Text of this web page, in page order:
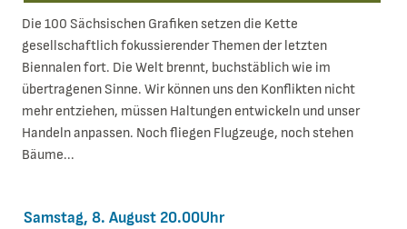
Die 100 Sächsischen Grafiken setzen die Kette
gesellschaftlich fokussierender Themen der letzten
Biennalen fort. Die Welt brennt, buchstäblich wie im
übertragenen Sinne. Wir können uns den Konflikten nicht
mehr entziehen, müssen Haltungen entwickeln und unser
Handeln anpassen. Noch fliegen Flugzeuge, noch stehen
Bäume...
Samstag, 8. August 20.00Uhr